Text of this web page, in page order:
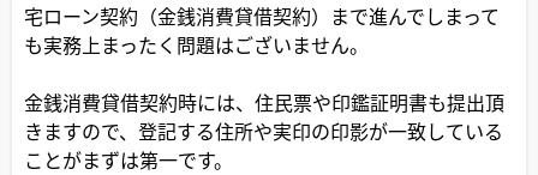
宅ローン契約（金銭消費貸借契約）まで進んでしまって
も実務上まったく問題はございません。
金銭消費貸借契約時には、住民票や印鑑証明書も提出頂
きますので、登記する住所や実印の印影が一致している
ことがまずは第一です。